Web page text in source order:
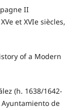
II
et XVIe siècles,
of a Modern
(h. 1638/1642-
de